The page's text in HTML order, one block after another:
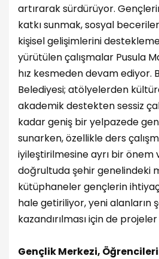
artırarak sürdürüyor.
katkı sunmak, sosyal
kişisel gelişimlerini
yürütülen çalışmalar Pusula
hız kesmeden devam ediyor.
Belediyesi; atölyelerden
akademik destekten sessiz
kadar geniş bir yelpazede
sunarken, özellikle ders
iyileştirilmesine ayrı bir önem
doğrultuda şehir genelindeki
kütüphaneler gençlerin
hale getiriliyor, yeni alanların
kazandırılması için de
Gençlik Merkezi,